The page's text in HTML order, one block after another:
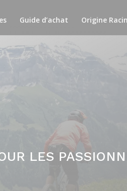
Guide d’achat Origine
LES